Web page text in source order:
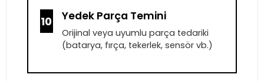
10 Yedek Parça Temini
Orijinal veya uyumlu parça tedariki
(batarya, fırça, tekerlek, sensör vb.)